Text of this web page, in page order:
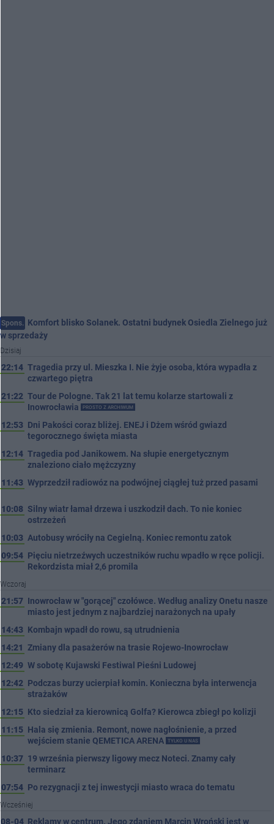
Spons. Komfort blisko Solanek. Ostatni budynek Osiedla Zielnego już
w sprzedaży
Dzisiaj
22:14 Tragedia przy ul. Mieszka I. Nie żyje osoba, która wypadła z
czwartego piętra
21:22 Tour de Pologne. Tak 21 lat temu kolarze startowali z
Inowrocławia
PROSTO Z ARCHIWUM
12:53 Dni Pakości coraz bliżej. ENEJ i Dżem wśród gwiazd
tegorocznego święta miasta
12:14 Tragedia pod Janikowem. Na słupie energetycznym
znaleziono ciało mężczyzny
11:43 Wyprzedził radiowóz na podwójnej ciągłej tuż przed pasami
10:08 Silny wiatr łamał drzewa i uszkodził dach. To nie koniec
ostrzeżeń
10:03 Autobusy wróciły na Cegielną. Koniec remontu zatok
09:54 Pięciu nietrzeźwych uczestników ruchu wpadło w ręce policji.
Rekordzista miał 2,6 promila
Wczoraj
21:57 Inowrocław w "gorącej" czołówce. Według analizy Onetu nasze
miasto jest jednym z najbardziej narażonych na upały
14:43 Kombajn wpadł do rowu, są utrudnienia
14:21 Zmiany dla pasażerów na trasie Rojewo-Inowrocław
12:49 W sobotę Kujawski Festiwal Pieśni Ludowej
12:42 Podczas burzy ucierpiał komin. Konieczna była interwencja
strażaków
12:15 Kto siedział za kierownicą Golfa? Kierowca zbiegł po kolizji
11:15 Hala się zmienia. Remont, nowe nagłośnienie, a przed
wejściem stanie QEMETICA ARENA
TYLKO U NAS
10:37 19 września pierwszy ligowy mecz Noteci. Znamy cały
terminarz
07:54 Po rezygnacji z tej inwestycji miasto wraca do tematu
Wcześniej
08-04 Reklamy w centrum. Jego zdaniem Marcin Wroński jest w